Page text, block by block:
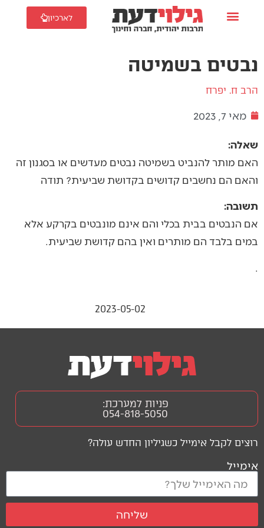
לארכיון
נבטים בשמיטה
הרב ח. יפרח
מאי 7, 2023
שאלה:
האם מותר להנביט בשמיטה נבטים מעדשים או בסגנון זה
והאם הם נחשבים קדושים בקדושת שביעית? תודה
תשובה:
אם הנבטים בבית בכלי והם אינם מונבטים בקרקע אלא
במים בלבד הם מותרים ואין בהם קדושת שביעית.
.
2023-05-02
רוצים לקבל אימייל כשגיליון החדש עולה?
אימייל
שליחה
פניות למערכת:
054-818-5050